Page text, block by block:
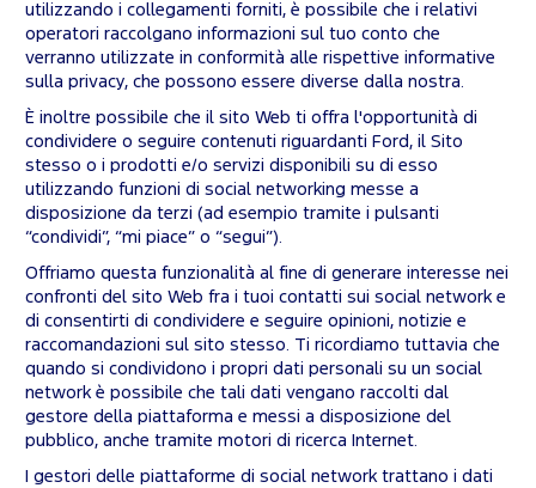
utilizzando i collegamenti forniti, è possibile che i relativi
operatori raccolgano informazioni sul tuo conto che
verranno utilizzate in conformità alle rispettive informative
sulla privacy, che possono essere diverse dalla nostra.
È inoltre possibile che il sito Web ti offra l'opportunità di
condividere o seguire contenuti riguardanti Ford, il Sito
stesso o i prodotti e/o servizi disponibili su di esso
utilizzando funzioni di social networking messe a
disposizione da terzi (ad esempio tramite i pulsanti
“condividi”, “mi piace” o “segui”).
Offriamo questa funzionalità al fine di generare interesse nei
confronti del sito Web fra i tuoi contatti sui social network e
di consentirti di condividere e seguire opinioni, notizie e
raccomandazioni sul sito stesso. Ti ricordiamo tuttavia che
quando si condividono i propri dati personali su un social
network è possibile che tali dati vengano raccolti dal
gestore della piattaforma e messi a disposizione del
pubblico, anche tramite motori di ricerca Internet.
I gestori delle piattaforme di social network trattano i dati